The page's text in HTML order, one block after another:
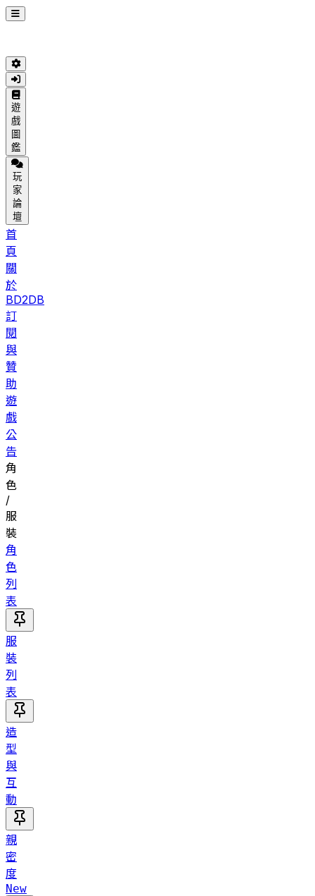
遊
戲
圖
鑑
玩
家
論
壇
首
頁
關
於
BD2DB
訂
閱
與
贊
助
遊
戲
公
告
角
色
/
服
裝
角
色
列
表
服
裝
列
表
造
型
與
互
動
親
密
度
New